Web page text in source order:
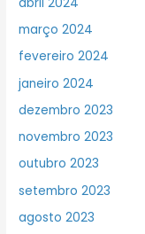
março 2024
fevereiro 2024
janeiro 2024
dezembro 2023
novembro 2023
outubro 2023
setembro 2023
agosto 2023